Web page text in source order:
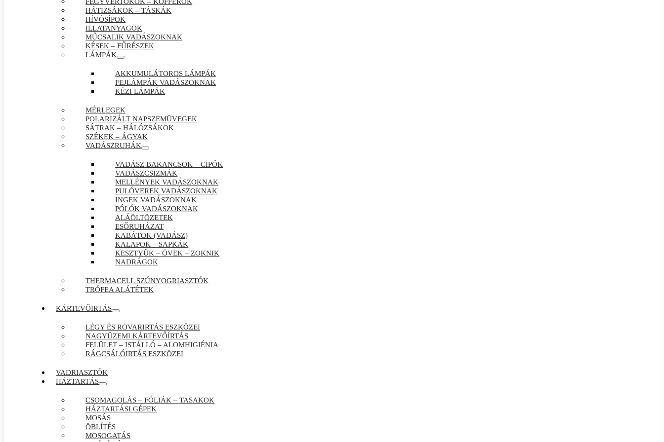
HÁTIZSÁKOK – TÁSKÁK
HÍVÓSÍPOK
ILLATANYAGOK
MŰCSALIK VADÁSZOKNAK
KÉSEK – FŰRÉSZEK
LÁMPÁK
AKKUMULÁTOROS LÁMPÁK
FEJLÁMPÁK VADÁSZOKNAK
KÉZI LÁMPÁK
MÉRLEGEK
POLARIZÁLT NAPSZEMÜVEGEK
SÁTRAK – HÁLÓZSÁKOK
SZÉKEK – ÁGYAK
VADÁSZRUHÁK
VADÁSZ BAKANCSOK – CIPŐK
VADÁSZCSIZMÁK
MELLÉNYEK VADÁSZOKNAK
PULÓVEREK VADÁSZOKNAK
INGEK VADÁSZOKNAK
PÓLÓK VADÁSZOKNAK
ALÁÖLTÖZETEK
ESŐRUHÁZAT
KABÁTOK (VADÁSZ)
KALAPOK – SAPKÁK
KESZTYŰK – ÖVEK – ZOKNIK
NADRÁGOK
THERMACELL SZÚNYOGRIASZTÓK
TRÓFEA ALÁTÉTEK
KÁRTEVŐIRTÁS
LÉGY ÉS ROVARIRTÁS ESZKÖZEI
NAGYÜZEMI KÁRTEVŐÍRTÁS
FELÜLET – ISTÁLLÓ – ALOMHIGIÉNIA
RÁGCSÁLÓIRTÁS ESZKÖZEI
VADRIASZTÓK
HÁZTARTÁS
CSOMAGOLÁS – FÓLIÁK – TASAKOK
HÁZTARTÁSI GÉPEK
MOSÁS
ÖBLÍTÉS
MOSOGATÁS